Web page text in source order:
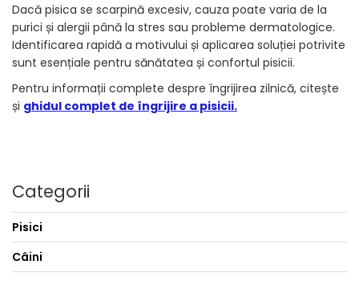
Dacă pisica se scarpină excesiv, cauza poate varia de la
purici și alergii până la stres sau probleme dermatologice.
Identificarea rapidă a motivului și aplicarea soluției potrivite
sunt esențiale pentru sănătatea și confortul pisicii.
Pentru informații complete despre îngrijirea zilnică, citește
și ghidul complet de îngrijire a pisicii.
Categorii
Pisici
Câini